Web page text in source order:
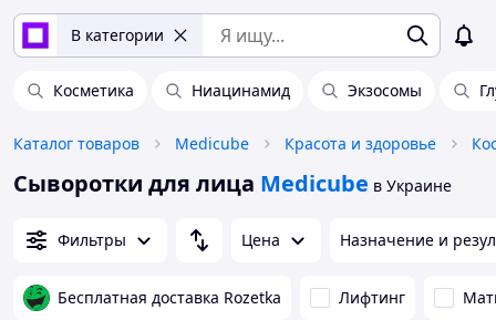
В категории
Косметика Ниацинамид Экзосомы
Каталог товаров Medicube Красота и здоровье
Сыворотки для лица Medicube в Украине
Фильтры Цена Назначение и
Бесплатная доставка Rozetka Лифтинг